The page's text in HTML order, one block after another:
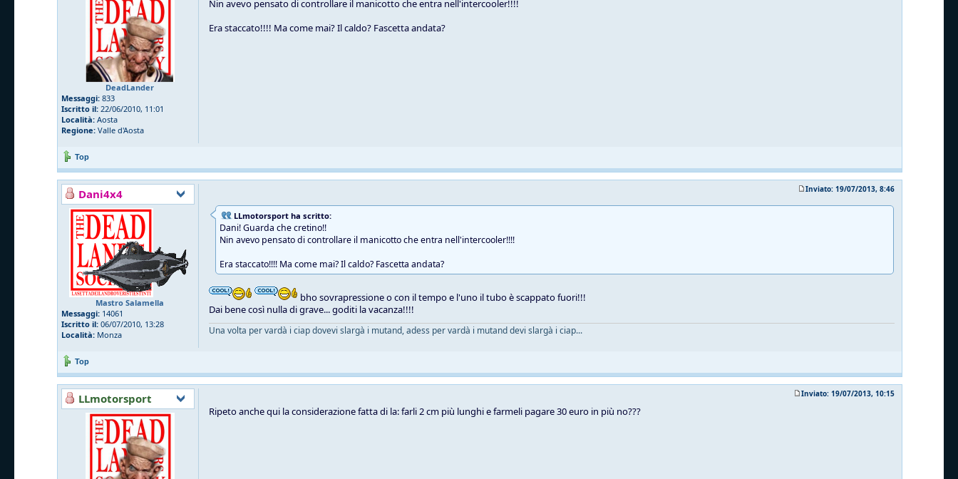
DeadLander
Messaggi: 833
Iscritto il: 22/06/2010, 11:01
Località: Aosta
Regione: Valle d'Aosta
Nin avevo pensato di controllare il manicotto che entra nell'intercooler!!!!
Era staccato!!!! Ma come mai? Il caldo? Fascetta andata?
Top
Dani4x4
Mastro Salamella
Messaggi: 14061
Iscritto il: 06/07/2010, 13:28
Località: Monza
Inviato: 19/07/2013, 8:46
LLmotorsport ha scritto:
Dani! Guarda che cretino!!
Nin avevo pensato di controllare il manicotto che entra nell'intercooler!!!!
Era staccato!!!! Ma come mai? Il caldo? Fascetta andata?
bho sovrapressione o con il tempo e l'uno il tubo è scappato fuori!!!
Dai bene così nulla di grave... goditi la vacanza!!!!
Una volta per vardà i ciap dovevi slargà i mutand, adess per vardà i mutand devi slargà i ciap...
Top
LLmotorsport Inviato: 19/07/2013, 10:15
Ripeto anche qui la considerazione fatta di la: farli 2 cm più lunghi e farmeli pagare 30 euro in più no???